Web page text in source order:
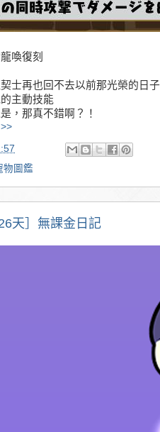
喚復刻
士再也回不去以前那光榮的日
主動技能
，那真不錯啊？！
物圖鑑
天］無課金日記